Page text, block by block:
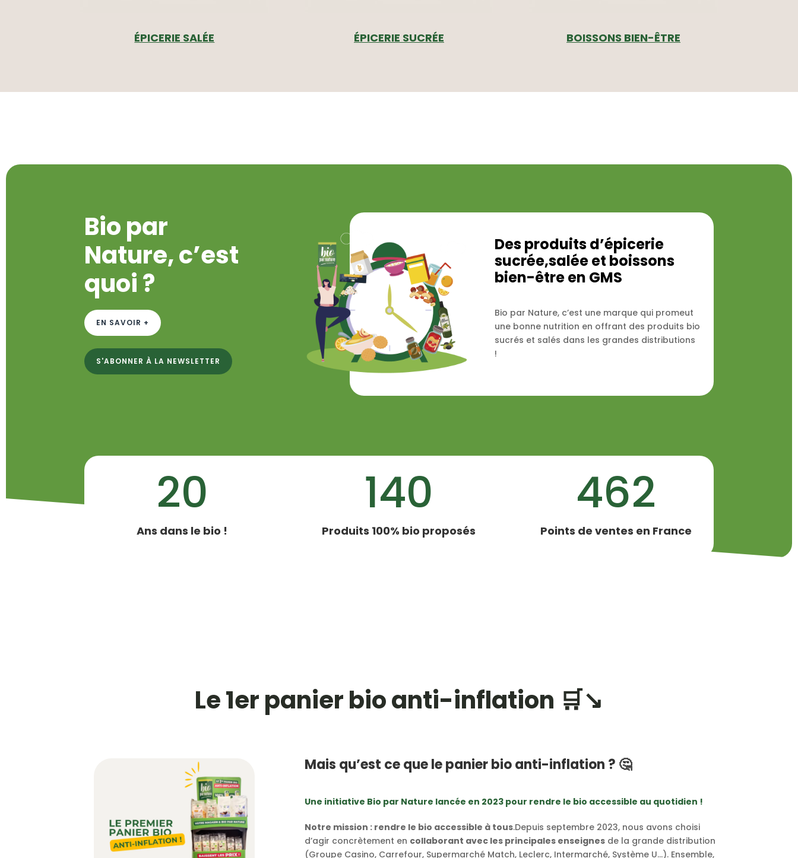
ÉPICERIE SALÉE ÉPICERIE SUCRÉE BOISSONS BIEN-ÊTRE
Bio par
Nature, c’est
quoi ?
EN SAVOIR +
S'ABONNER À LA NEWSLETTER
Des produits d’épicerie
sucrée,salée et boissons
bien-être en GMS
Bio par Nature, c’est une marque qui promeut
une bonne nutrition en offrant des produits bio
sucrés et salés dans les grandes distributions
!
20
Ans dans le bio !
140
Produits 100% bio proposés
462
Points de ventes en France
Le 1er panier bio anti-inflation 🛒↘️
Mais qu’est ce que le panier bio anti-inflation ? 🤔
Une initiative Bio par Nature lancée en 2023 pour rendre le bio accessible au quotidien !
Notre mission : rendre le bio accessible à tous.Depuis septembre 2023, nous avons choisi
d’agir concrètement en collaborant avec les principales enseignesde la grande distribution
(Groupe Casino, Carrefour, Supermarché Match, Leclerc, Intermarché, Système U…). Ensemble,